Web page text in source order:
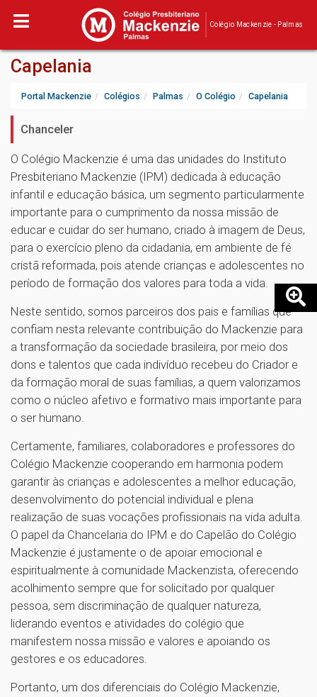
Colégio Mackenzie - Palmas
Capelania
Portal Mackenzie Colégios Palmas O Colégio Capelania
Chanceler
O Colégio Mackenzie é uma das unidades do Instituto
Presbiteriano Mackenzie (IPM) dedicada à educação
infantil e educação básica, um segmento particularmente
importante para o cumprimento da nossa missão de
educar e cuidar do ser humano, criado à imagem de Deus,
para o exercício pleno da cidadania, em ambiente de fé
cristã reformada, pois atende crianças e adolescentes no
período de formação dos valores para toda a vida.
Neste sentido, somos parceiros dos pais e famílias que
confiam nesta relevante contribuição do Mackenzie para
a transformação da sociedade brasileira, por meio dos
dons e talentos que cada indivíduo recebeu do Criador e
da formação moral de suas famílias, a quem valorizamos
como o núcleo afetivo e formativo mais importante para
o ser humano.
Certamente, familiares, colaboradores e professores do
Colégio Mackenzie cooperando em harmonia podem
garantir às crianças e adolescentes a melhor educação,
desenvolvimento do potencial individual e plena
realização de suas vocações profissionais na vida adulta.
O papel da Chancelaria do IPM e do Capelão do Colégio
Mackenzie é justamente o de apoiar emocional e
espiritualmente à comunidade Mackenzista, oferecendo
acolhimento sempre que for solicitado por qualquer
pessoa, sem discriminação de qualquer natureza,
liderando eventos e atividades do colégio que
manifestem nossa missão e valores e apoiando os
gestores e os educadores.
Portanto, um dos diferenciais do Colégio Mackenzie,